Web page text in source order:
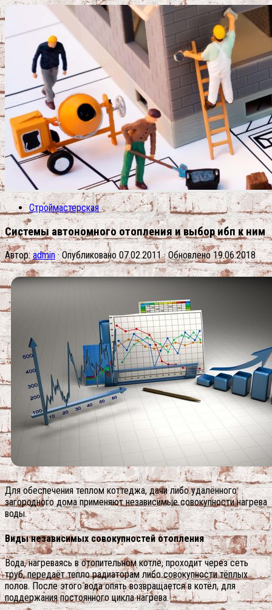
Строймастерская
Системы автономного отопления и выбор ибп к ним
Автор:admin · Опубликовано07.02.2011· Обновлено19.06.2018
Для обеспечения теплом коттеджа, дачи либо удалённого
загородного дома применяют независимые совокупности нагрева
воды.
Виды независимых совокупностей отопления
Вода, нагреваясь в отопительном котле, проходит через сеть
труб, передаёт тепло радиаторам либо совокупности тёплых
полов. После этого вода опять возвращается в котёл, для
поддержания постоянного цикла нагрева.